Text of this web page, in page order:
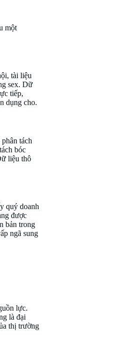
một
tài liệu
sex. Dữ
tiếp,
dụng cho.
tách
bóc
liệu thô
quý doanh
được
bản trong
ngã sung
lực.
là đại
thị trường